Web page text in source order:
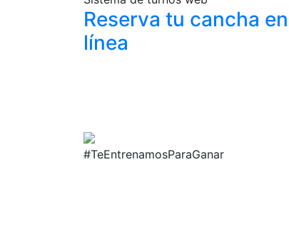
Reserva tu cancha en
línea
#TeEntrenamosParaGanar